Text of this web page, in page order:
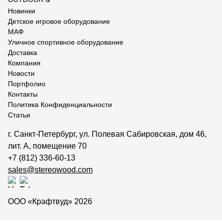
Навесы и беседки
Перголы
Лежаки и шезлонги
Стенды и указатели
Умный город
Оборудование для выгула и дрессировки собак
Показать все товары
Уличное спортивное оборудование
Спортивные площадки в ЭКО-стиле
Оборудование для воркаута
Уличные тренажеры
Новинки
Детское игровое оборудование
МАФ
Уличное спортивное оборудование
Доставка
Компания
Новости
Портфолио
Контакты
Политика Конфиденциальности
Статьи
г. Санкт-Петербург, ул. Полевая Сабировская, дом 46,
лит. А, помещение 70
+7 (812) 336-60-13
sales@stereowood.com
ООО «Крафтвуд» 2026